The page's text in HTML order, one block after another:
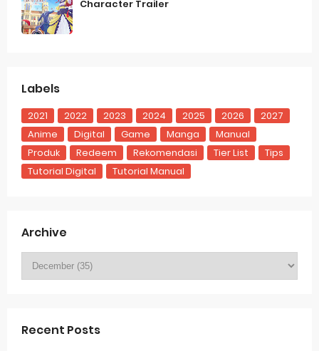
Character Trailer
Labels
2021 2022 2023 2024 2025 2026
2027
Anime
Digital Game Manga
Manual
Produk
Redeem Rekomendasi Tier List
Tips
Tutorial Digital
Tutorial Manual
Archive
Recent Posts